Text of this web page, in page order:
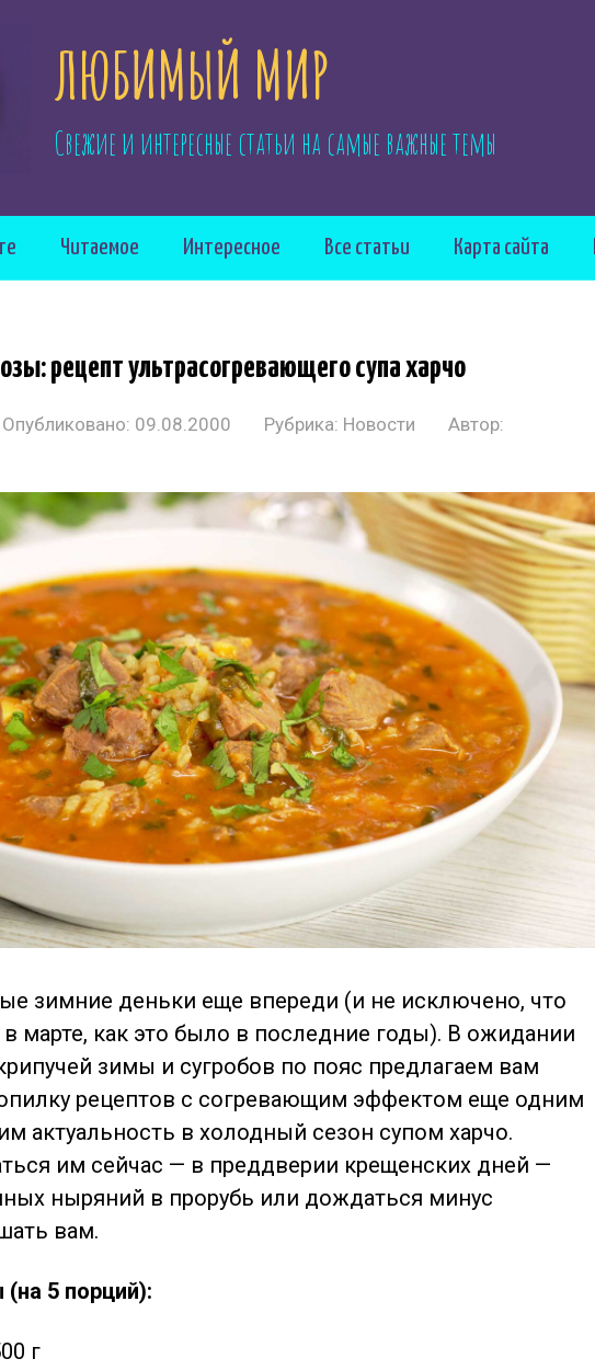
ЛЮБИМЫЙ МИР
Свежие и интересные статьи на самые важные темы
Читаемое Интересное Все статьи Карта сайта
рецепт ультрасогревающего супа харчо
Опубликовано: 09.08.2000 Рубрика: Новости
Автор:
зимние деньки еще впереди (и не исключено, что
в марте, как это было в последние годы). В ожидании
зимы и сугробов по пояс предлагаем вам
рецептов с согревающим эффектом еще одним
актуальность в холодный сезон супом харчо.
им сейчас — в преддверии крещенских дней —
ныряний в прорубь или дождаться минус
вам.
5 порций):
г